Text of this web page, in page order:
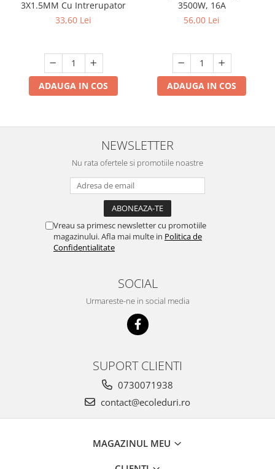
3X1.5MM Cu Intrerupator
33,60 Lei
ADAUGA IN COS
3500W, 16A
56,00 Lei
ADAUGA IN COS
NEWSLETTER
Nu rata ofertele si promotiile noastre
Vreau sa primesc newsletter cu promotiile
magazinului. Afla mai multe in Politica de
Confidentialitate
SOCIAL
Urmareste-ne in social media
SUPORT CLIENTI
0730071938
contact@ecoleduri.ro
MAGAZINUL MEU